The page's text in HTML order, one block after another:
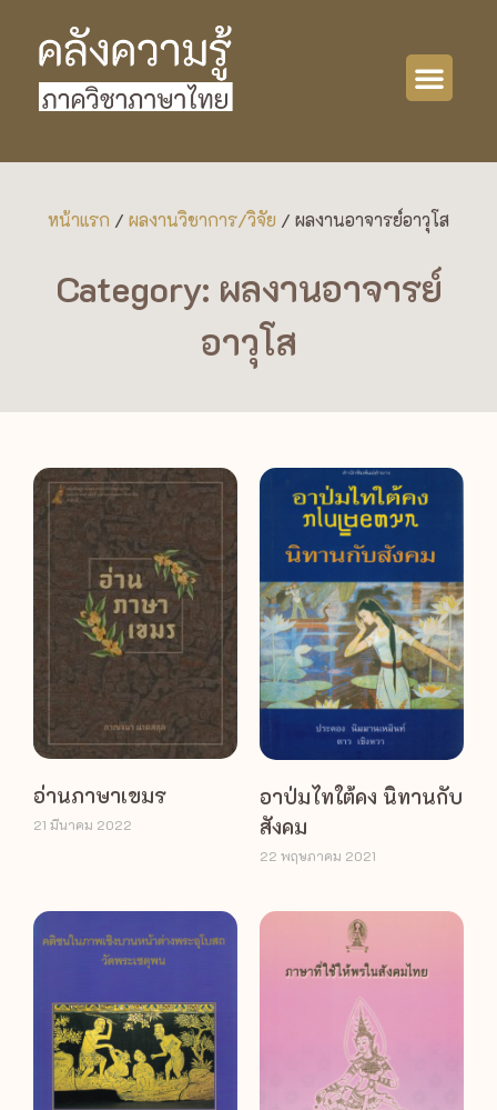
หน้าแรก / ผลงานวิชาการ/วิจัย / ผลงานอาจารย์อาวุโส
Category: ผลงานอาจารย์
อาวุโส
อ่านภาษาเขมร
21 มีนาคม 2022
อาป่มไทใต้คง นิทานกับ
สังคม
22 พฤษภาคม 2021